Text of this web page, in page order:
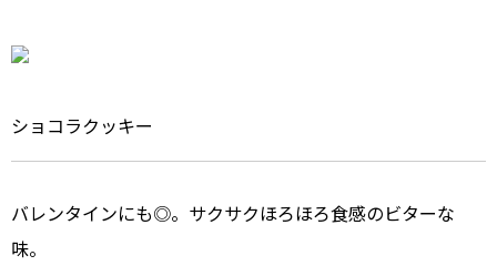
ショコラクッキー
バレンタインにも◎。サクサクほろほろ食感のビターな
味。